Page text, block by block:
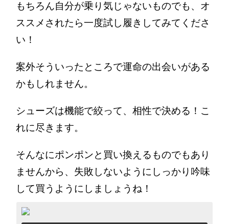
もちろん自分が乗り気じゃないものでも、オ
ススメされたら一度試し履きしてみてくださ
い！
案外そういったところで運命の出会いがある
かもしれません。
シューズは機能で絞って、相性で決める！こ
れに尽きます。
そんなにポンポンと買い換えるものでもあり
ませんから、失敗しないようにしっかり吟味
して買うようにしましょうね！